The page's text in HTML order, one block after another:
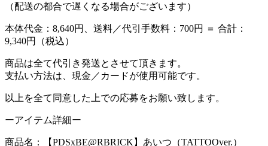
（配送の都合で遅くなる場合がございます）
本体代金：8,640円、送料／代引手数料：700円 ＝ 合計：
9,340円（税込）
商品は全て代引き発送とさせて頂きます。
支払い方法は、現金／カードが使用可能です。
以上を全て同意した上での応募をお願い致します。
ーアイテム詳細ー
商品名：【PDSxBE@RBRICK】あいつ（TATTOOver.）